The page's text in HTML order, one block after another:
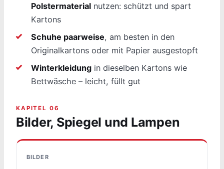
Polstermaterialnutzen: schützt und spart
Kartons
Schuhe paarweise, am besten in den
Originalkartons oder mit Papier ausgestopft
Winterkleidungin dieselben Kartons wie
Bettwäsche – leicht, füllt gut
KAPITEL 06
Bilder, Spiegel und Lampen
BILDER